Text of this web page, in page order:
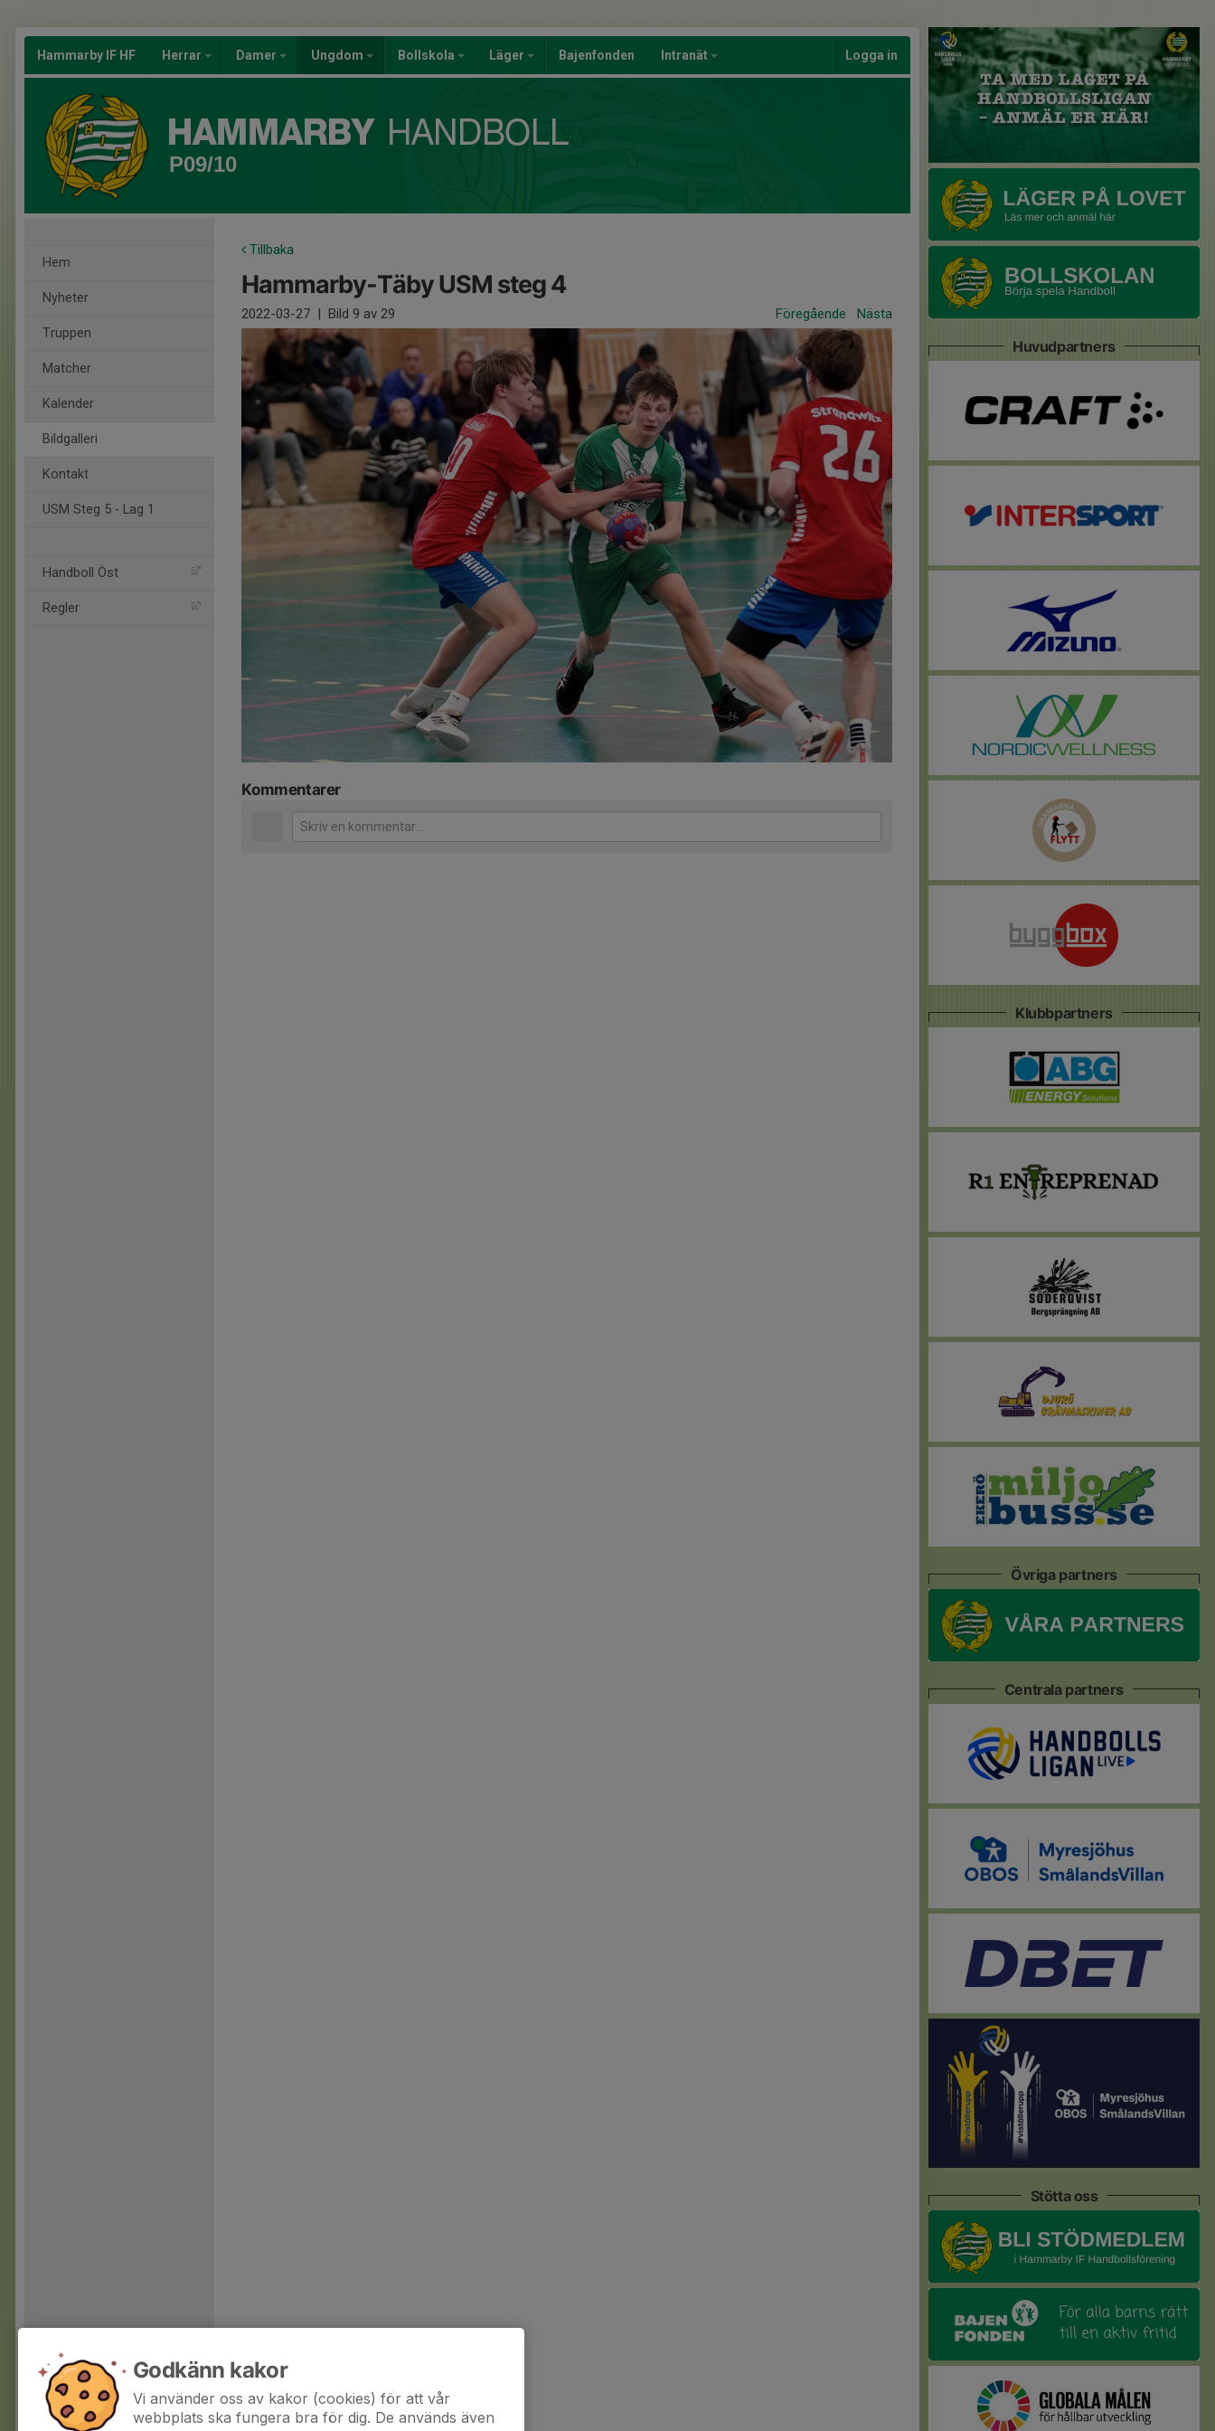
Hammarby IF HF Herrar Damer Ungdom Bollskola Läger Bajenfonden Intranät Logga in
P09/10
Hem
Nyheter
Truppen
Matcher
Kalender
Bildgalleri
Kontakt
USM Steg 5 - Lag 1
Handboll Öst
Regler
Tillbaka
Hammarby-Täby USM steg 4
2022-03-27 | Bild 9 av 29 Föregående Nästa
Kommentarer
Huvudpartners
Klubbpartners
Övriga partners
Centrala partners
Stötta oss
Godkänn kakor
Vi använder oss av kakor (cookies) för att vår
webbplats ska fungera bra för dig. De används även